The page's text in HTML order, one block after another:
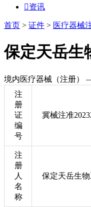
资讯
首页 > 证件 > 医疗器械
保定天岳生
境内医疗器械（注册）
注
册
证
编
号
冀械注准
注
册
人
名
称
保定天岳生